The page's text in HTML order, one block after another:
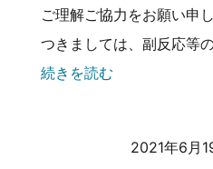
ご理解ご協力をお願い申
つきましては、副反応等
続きを読む
2021年6月